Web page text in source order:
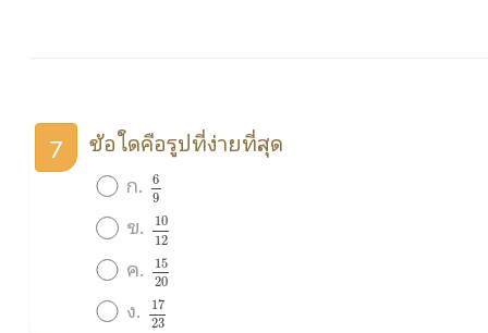
7
ข้อใดคือรูปที่ง่ายที่สุด
ก.
6
9
69
ข.
10
12
10
ค.
15
20
15
ง.
17
23
17